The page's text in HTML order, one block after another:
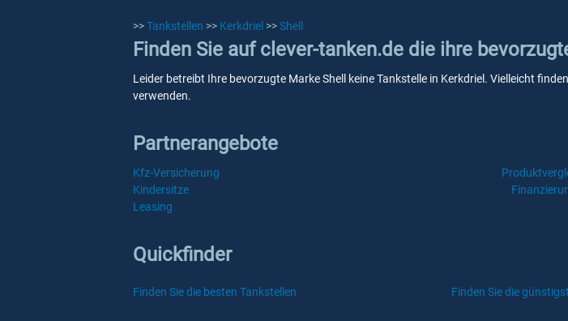
>>Tankstellen >> Kerkdriel >>Shell
Finden Sie auf clever-tanken.de die ihre
Leider betreibt Ihre bevorzugte Marke Shell keine Tankstelle in Kerkdriel. Vielleicht
verwenden.
Partnerangebote
Kfz-Versicherung
Kindersitze
Leasing
Quickfinder
Finden Sie die besten Tankstellen Finden Sie die